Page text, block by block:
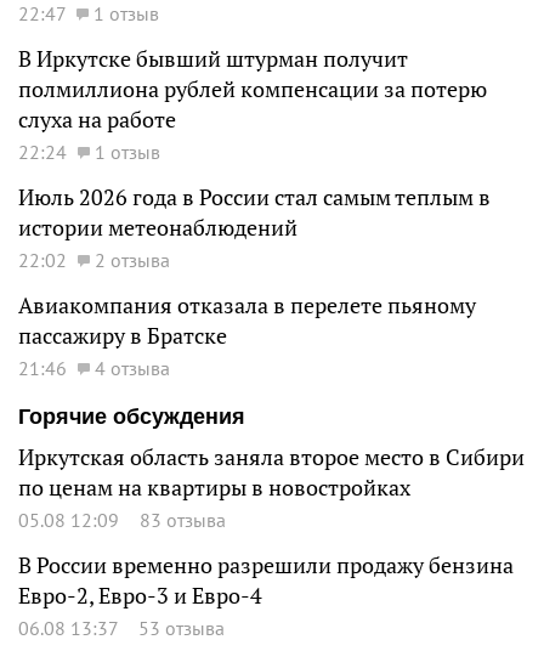
22:47 1 отзыв
В Иркутске бывший штурман получит
полмиллиона рублей компенсации за потерю
слуха на работе
22:24 1 отзыв
Июль 2026 года в России стал самым теплым в
истории метеонаблюдений
22:02 2 отзыва
Авиакомпания отказала в перелете пьяному
пассажиру в Братске
21:46
4 отзыва
Горячие обсуждения
Иркутская область заняла второе место в Сибири
по ценам на квартиры в новостройках
05.08 12:09 83 отзыва
В России временно разрешили продажу бензина
Евро-2, Евро-3 и Евро-4
06.08 13:37 53 отзыва